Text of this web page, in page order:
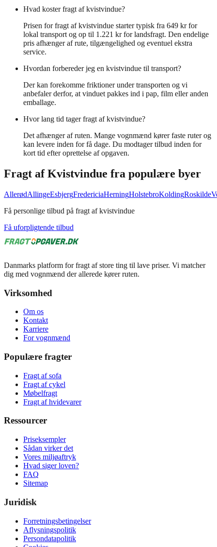
Hvad koster fragt af kvistvindue?
Prisen for fragt af kvistvindue starter typisk fra 649 kr for
lokal transport og op til 1.221 kr for landsfragt. Den endelige
pris afhænger af rute, tilgængelighed og eventuel ekstra
service.
Hvordan forbereder jeg en kvistvindue til transport?
Der kan forekomme friktioner under transporten og vi
anbefaler derfor, at vinduet pakkes ind i pap, film eller anden
emballage.
Hvor lang tid tager fragt af kvistvindue?
Det afhænger af ruten. Mange vognmænd kører faste ruter og
kan levere inden for få dage. Du modtager tilbud inden for
kort tid efter oprettelse af opgaven.
Fragt afKvistvindue fra populære byer
AllerødAllingeEsbjergFredericiaHerningHolstebroKoldingRoskilde
Få personlige tilbud på fragt af kvistvindue
Få uforpligtende tilbud
Danmarks platform for fragt af store ting til lave priser. Vi matcher
dig med vognmænd der allerede kører ruten.
Virksomhed
Om os
Kontakt
Karriere
For vognmænd
Populære fragter
Fragt af sofa
Fragt af cykel
Møbelfragt
Fragt af hvidevarer
Ressourcer
Priseksempler
Sådan virker det
Vores miljøaftryk
Hvad siger loven?
FAQ
Sitemap
Juridisk
Forretningsbetingelser
Aflysningspolitik
Persondatapolitik